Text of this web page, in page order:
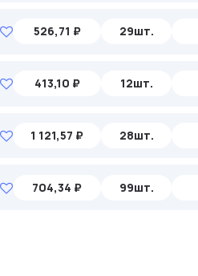
526,71 ₽ 29шт.
413,10 ₽ 12шт.
1 121,57 ₽ 28шт.
704,34 ₽ 99шт.